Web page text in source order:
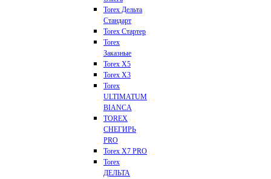
Torex Дельта
Стандарт
Torex Стартер
Torex
Заказные
Torex Х5
Torex Х3
Torex
ULTIMATUM
BIANCA
TOREX
СНЕГИРЬ
PRO
Torex X7 PRO
Torex
ДЕЛЬТА